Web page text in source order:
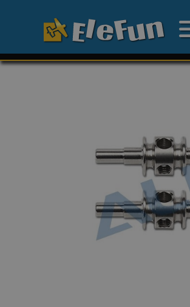
Gavekort
Batteri & ladere
Bilbane